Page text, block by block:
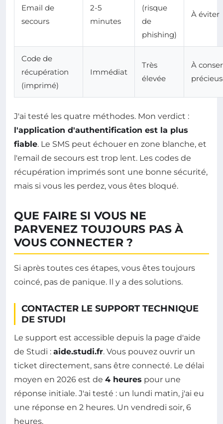
Email de
secours
2-5
minutes
(risque
de
phishing)
À éviter
Code de
récupération
(imprimé)
Immédiat
Très
élevée
À
J'ai testé les quatre méthodes. Mon verdict :
l'application d'authentification est la plus
fiable. Le SMS peut échouer en zone blanche, et
l'email de secours est trop lent. Les codes de
récupération imprimés sont une bonne sécurité,
mais si vous les perdez, vous êtes bloqué.
QUE FAIRE SI VOUS NE
PARVENEZ TOUJOURS PAS À
VOUS CONNECTER ?
Si après toutes ces étapes, vous êtes toujours
coincé, pas de panique. Il y a des solutions.
CONTACTER LE SUPPORT TECHNIQUE
DE STUDI
Le support est accessible depuis la page d'aide
de Studi : aide.studi.fr. Vous pouvez ouvrir un
ticket directement, sans être connecté. Le délai
moyen en 2026 est de 4 heures pour une
réponse initiale. J'ai testé : un lundi matin, j'ai eu
une réponse en 2 heures. Un vendredi soir, 6
heures.